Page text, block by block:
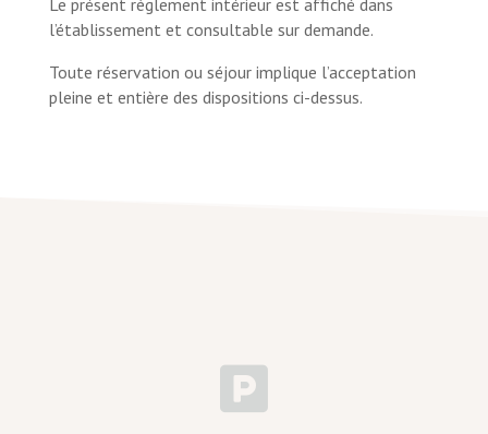
Le présent règlement intérieur est affiché dans
l’établissement et consultable sur demande.
Toute réservation ou séjour implique l’acceptation
pleine et entière des dispositions ci-dessus.
